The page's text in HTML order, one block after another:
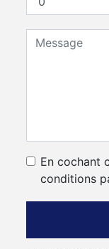
En cochant
conditions